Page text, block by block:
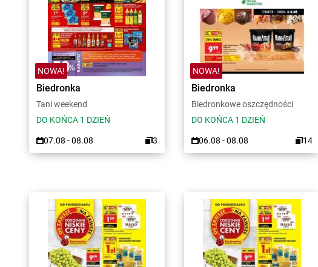
NOWA!
Biedronka
Tani weekend
DO KOŃCA 1 DZIEŃ
07.08 - 08.08 3
NOWA!
Biedronka
Biedronkowe oszczędności
DO KOŃCA 1 DZIEŃ
06.08 - 08.08 14